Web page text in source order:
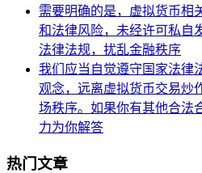
需要明确的是，虚拟货币相
和法律风险，未经许可私自
法律法规，扰乱金融秩序
我们应当自觉遵守国家法律
观念，远离虚拟货币交易炒
场秩序。如果你有其他合法
力为你解答
热门文章